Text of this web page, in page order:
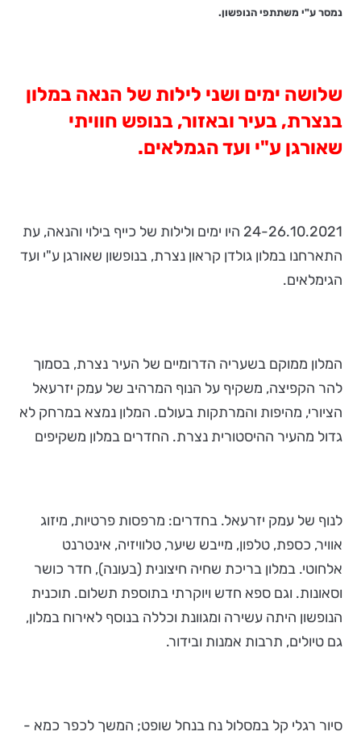
נמסר ע"י משתתפי הנופשון.
שלושה ימים ושני לילות של הנאה במלון
בנצרת, בעיר ובאזור, בנופש חוויתי
שאורגן ע"י ועד הגמלאים.
24-26.10.2021 היו ימים ולילות של כייף בילוי והנאה, עת
התארחנו במלון גולדן קראון נצרת, בנופשון שאורגן ע"י ועד
הגימלאים.
המלון ממוקם בשעריה הדרומיים של העיר נצרת, בסמוך
להר הקפיצה, משקיף על הנוף המרהיב של עמק יזרעאל
הציורי, מהיפות והמרתקות בעולם. המלון נמצא במרחק לא
גדול מהעיר ההיסטורית נצרת. החדרים במלון משקיפים
לנוף של עמק יזרעאל. בחדרים: מרפסות פרטיות, מיזוג
אוויר, כספת, טלפון, מייבש שיער, טלוויזיה, אינטרנט
אלחוטי. במלון בריכת שחיה חיצונית (בעונה), חדר כושר
וסאונות. וגם ספא חדש ויוקרתי בתוספת תשלום. תוכנית
הנופשון היתה עשירה ומגוונת וכללה בנוסף לאירוח במלון,
גם טיולים, תרבות אמנות ובידור.
סיור רגלי קל במסלול נח בנחל שופט; המשך לכפר כמא -